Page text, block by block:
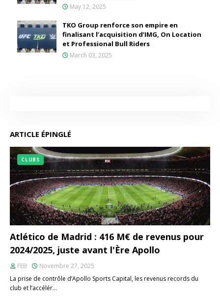
May 12, 2025
TKO Group renforce son empire en
finalisant l’acquisition d’IMG, On Location
et Professional Bull Riders
March 03, 2025
ARTICLE ÉPINGLÉ
CLUBS
Atlético de Madrid : 416 M€ de revenus pour
2024/2025, juste avant l'Ère Apollo
FEB
Novembre 27, 2025
La prise de contrôle d’Apollo Sports Capital, les revenus records du
club et l’accélér…